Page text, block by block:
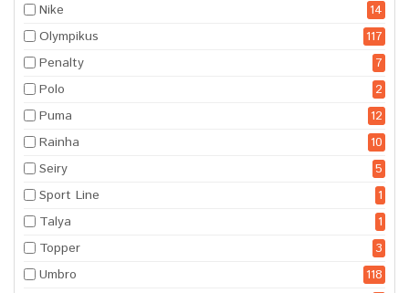
Nike
14
Olympikus
117
Penalty
7
Polo
2
Puma
12
Rainha
10
Seiry
5
Sport Line
1
Talya
1
Topper
3
Umbro
118